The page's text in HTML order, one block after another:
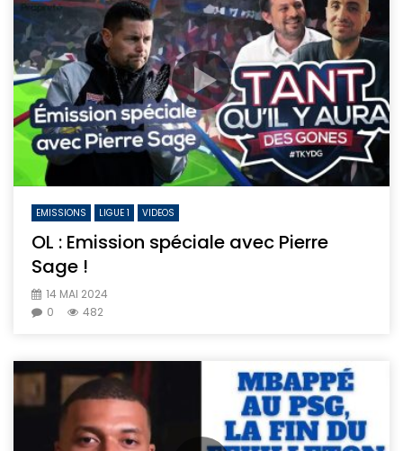
EMISSIONS LIGUE 1 VIDEOS
OL : Emission spéciale avec Pierre
Sage !
14 MAI 2024
0
482